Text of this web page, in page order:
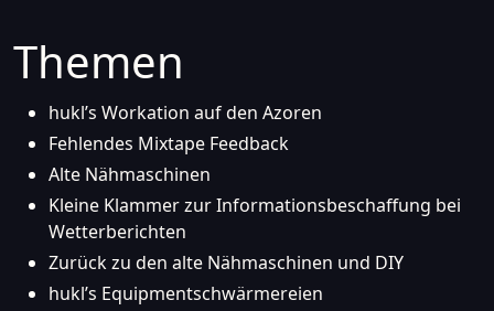
Themen
hukl’s Workation auf den Azoren
Fehlendes Mixtape Feedback
Alte Nähmaschinen
Kleine Klammer zur Informationsbeschaffung bei
Wetterberichten
Zurück zu den alte Nähmaschinen und DIY
hukl’s Equipmentschwärmereien